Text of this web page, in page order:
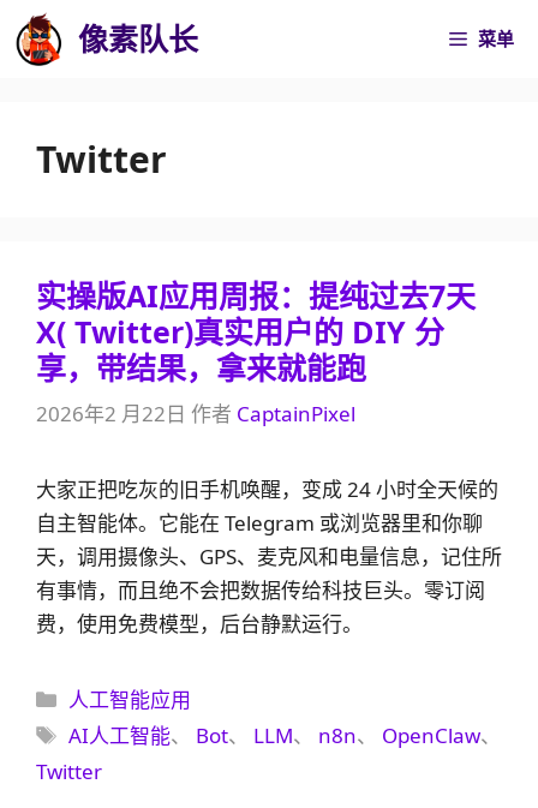
至
像素队长 菜单
Twitter
实操版AI应用周报：提纯过去7天
X( Twitter)真实用户的 DIY 分
享，带结果，拿来就能跑
2026年2 月22日 作者 CaptainPixel
大家正把吃灰的旧手机唤醒，变成 24 小时全天候的
自主智能体。它能在 Telegram 或浏览器里和你聊
天，调用摄像头、GPS、麦克风和电量信息，记住所
有事情，而且绝不会把数据传给科技巨头。零订阅
费，使用免费模型，后台静默运行。
分
类
人工智能应用
标
签
AI人工智能、 Bot、 LLM、 n8n、 OpenClaw、
Twitter